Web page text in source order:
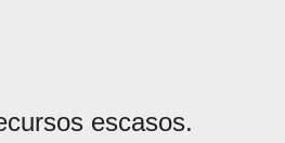
escasos.